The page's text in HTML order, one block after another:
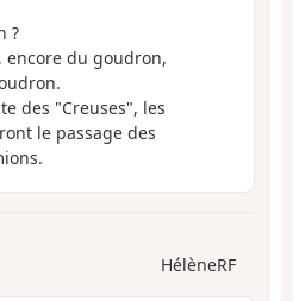
?
encore du goudron,
des "Creuses", les
le passage des
HélèneRF